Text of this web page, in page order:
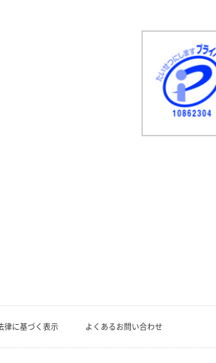
律に基づく表示 よくあるお問い合わせ